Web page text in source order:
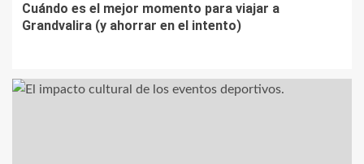
Cuándo es el mejor momento para viajar a
Grandvalira (y ahorrar en el intento)